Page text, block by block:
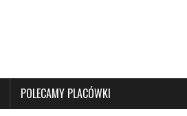
POLECAMY PLACÓWKI